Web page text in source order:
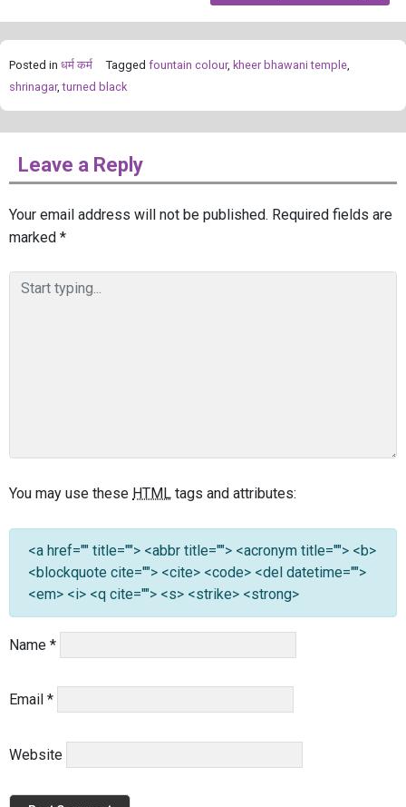
Posted in धर्म कर्म Tagged fountain colour, kheer bhawani temple,
shrinagar,turned black
Leave a Reply
Your email address will not be published. Required fields are
marked *
You may use these HTML tags and attributes:
<a href="" title=""> <abbr title=""> <acronym title=""> <b>
<blockquote cite=""> <cite> <code> <del datetime="">
<em> <i> <q cite=""> <s> <strike> <strong>
Name *
Email *
Website